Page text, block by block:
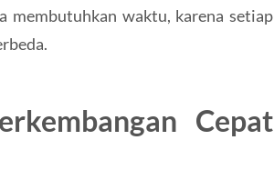
membutuhkan waktu, karena setiap
Cepat